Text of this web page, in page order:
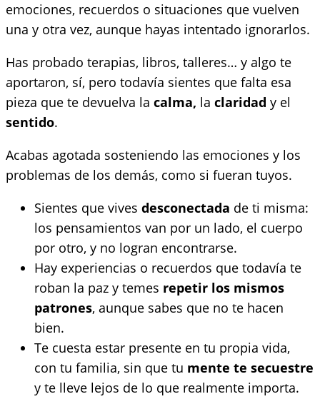
emociones, recuerdos o situaciones que vuelven
una y otra vez, aunque hayas intentado ignorarlos.
Has probado terapias, libros, talleres… y algo te
aportaron, sí, pero todavía sientes que falta esa
pieza que te devuelva la calma, la claridad y el
sentido.
Acabas agotada sosteniendo las emociones y los
problemas de los demás, como si fueran tuyos.
Sientes que vives desconectada de ti misma:
los pensamientos van por un lado, el cuerpo
por otro, y no logran encontrarse.
Hay experiencias o recuerdos que todavía te
roban la paz y temes repetir los mismos
patrones, aunque sabes que no te hacen
bien.
Te cuesta estar presente en tu propia vida,
con tu familia, sin que tu mente te secuestre
y te lleve lejos de lo que realmente importa.